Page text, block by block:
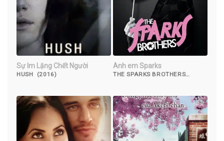
Sự Im Lặng Chết Người
HUSH (2016)
Anh em Sparks
THE SPARKS BROTHERS